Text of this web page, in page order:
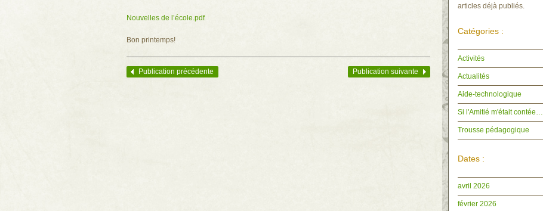
Nouvelles de l’école.pdf
Bon printemps!
Navigation des articles
Publication précédente Publication suivante
articles déjà publiés.
Catégories :
Activités
Actualités
Aide-technologique
Si l'Amitié m'était contée…
Trousse pédagogique
Dates :
avril 2026
février 2026